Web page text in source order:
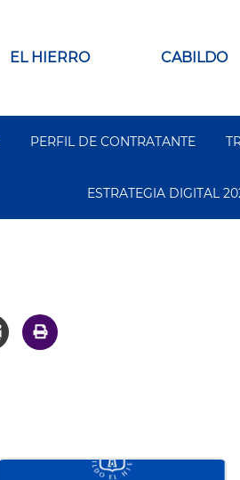
EL HIERRO CABILDO
PERFIL DE CONTRATANTE
ESTRATEGIA DIGITAL